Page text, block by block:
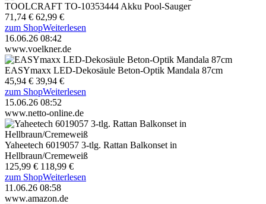
TOOLCRAFT TO-10353444 Akku Pool-Sauger
71,74 € 62,99 €
zum ShopWeiterlesen
16.06.26 08:42
www.voelkner.de
EASYmaxx LED-Dekosäule Beton-Optik Mandala 87cm
45,94 € 39,94 €
zum ShopWeiterlesen
15.06.26 08:52
www.netto-online.de
Yaheetech 6019057 3-tlg. Rattan Balkonset in
Hellbraun/Cremeweiß
125,99 € 118,99 €
zum ShopWeiterlesen
11.06.26 08:58
www.amazon.de